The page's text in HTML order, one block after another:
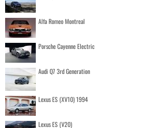
Alfa Romeo Montreal
Porsche Cayenne Electric
Audi Q7 3rd Generation
Lexus ES (XV10) 1994
Lexus ES (V20)